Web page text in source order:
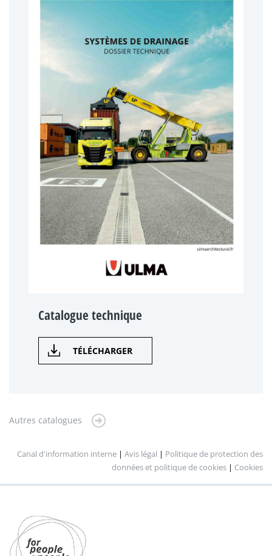
Catalogue technique
TÉLÉCHARGER
Autres catalogues
Canal d'information interne | Avis légal | Politique de protection des
données et politique de cookies | Cookies